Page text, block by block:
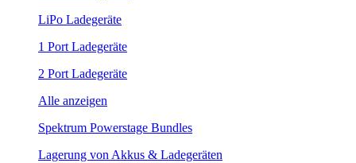
LiPo Ladegeräte
1 Port Ladegeräte
2 Port Ladegeräte
Alle anzeigen
Spektrum Powerstage Bundles
Lagerung von Akkus & Ladegeräten